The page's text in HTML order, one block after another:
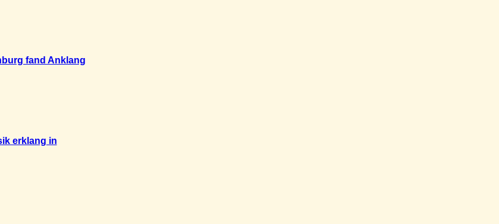
fand Anklang
erklang in